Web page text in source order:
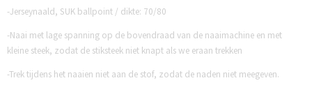
-Jerseynaald, SUK ballpoint / dikte: 70/80
-Naai met lage spanning op de bovendraad van de naaimachine en met
kleine steek, zodat de stiksteek niet knapt als we eraan trekken
-Trek tijdens het naaien niet aan de stof, zodat de naden niet meegeven.